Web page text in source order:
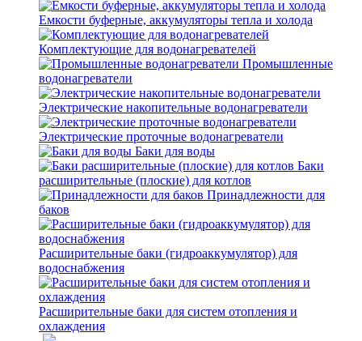
Емкости буферные, аккумуляторы тепла и холода
Комплектующие для водонагревателей
Промышленные
водонагреватели
Электрические накопительные водонагреватели
Электрические проточные водонагреватели
Баки для воды
Баки
расширительные (плоские) для котлов
Принадлежности для
баков
Расширительные баки (гидроаккумулятор) для
водоснабжения
Расширительные баки для систем отопления и
охлаждения